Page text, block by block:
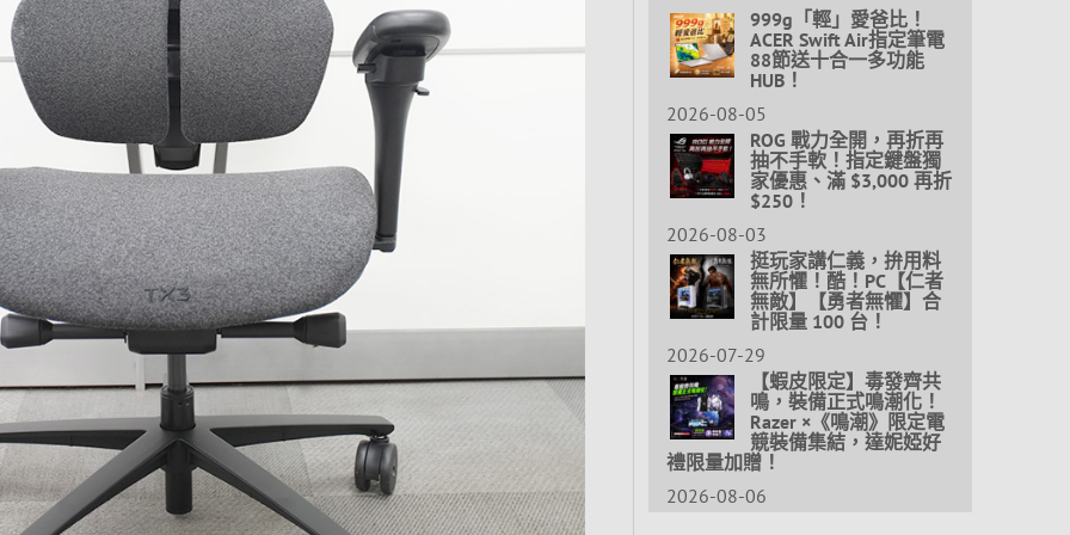
999g「輕」愛爸比！
ACER Swift Air指定筆電
88節送十合一多功能
HUB！
2026-08-05
ROG 戰力全開，再折再
抽不手軟！指定鍵盤獨
家優惠、滿 $3,000 再折
$250！
2026-08-03
挺玩家講仁義，拚用料
無所懼！酷！PC【仁者
無敵】【勇者無懼】合
計限量 100 台！
2026-07-29
【蝦皮限定】毒發齊共
鳴，裝備正式鳴潮化！
Razer ×《鳴潮》限定電
競裝備集結，達妮婭好
禮限量加贈！
2026-08-06